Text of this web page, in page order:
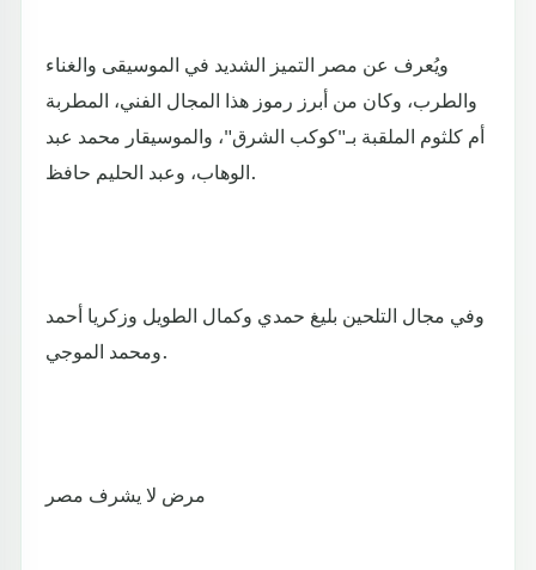
ويُعرف عن مصر التميز الشديد في الموسيقى والغناء
والطرب، وكان من أبرز رموز هذا المجال الفني، المطربة
أم كلثوم الملقبة بـ"كوكب الشرق"، والموسيقار محمد عبد
الوهاب، وعبد الحليم حافظ.
وفي مجال التلحين بليغ حمدي وكمال الطويل وزكريا أحمد
ومحمد الموجي.
مرض لا يشرف مصر